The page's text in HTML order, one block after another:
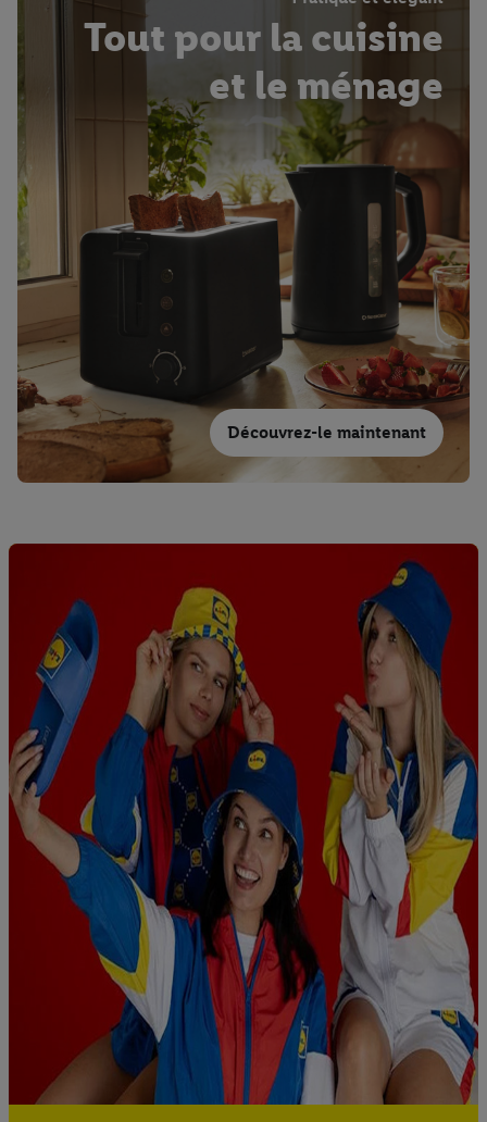
Tout pour la cuisine
et le ménage
Découvrez-le maintenant